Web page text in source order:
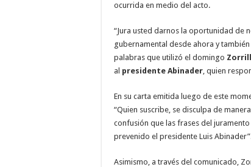
ocurrida en medio del acto.
“Jura usted darnos la oportunidad de
gubernamental desde ahora y
palabras que utilizó el domingo
al presidente Abinader, quien
En su carta emitida luego de este
“Quien suscribe, se disculpa de
confusión que las frases del
prevenido el presidente Luis
Asimismo, a través del comunicado,